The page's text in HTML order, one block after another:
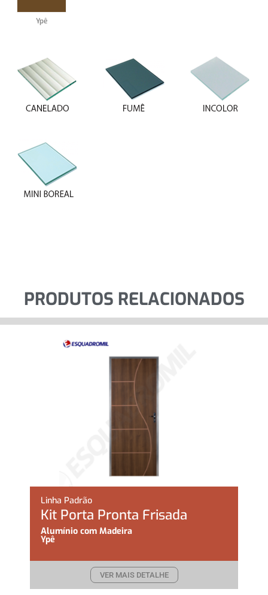
Ypê
PRODUTOS RELACIONADOS
Linha Padrão
Kit Porta Pronta Frisada
Alumínio com Madeira
Ypê
VER MAIS DETALHE